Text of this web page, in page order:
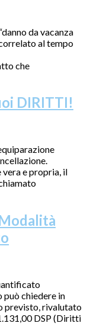
da vacanza
al tempo
che
DIRITTI!
vera e propria, il
può chiedere in
previsto, rivalutato
DSP (Diritti